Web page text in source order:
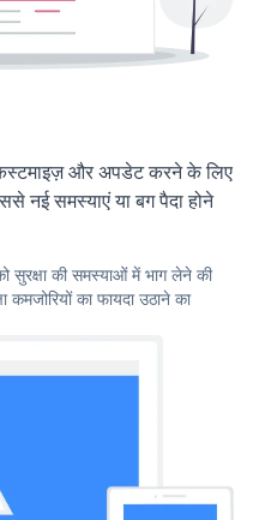
और अपडेट करने के लिए
समस्याएं या बग पैदा होने
की समस्याओं में भाग लेने की
का फायदा उठाने का